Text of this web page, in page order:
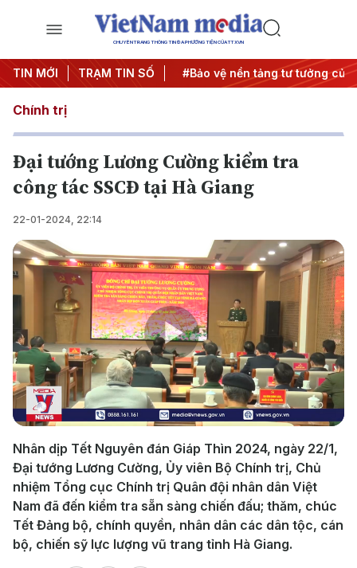
CHUYÊN TRANG THÔNG TIN ĐA PHƯƠNG TIỆN CỦA TTXVN
TIN MỚI TRẠM TIN SỐ
#An ninh năng lượng #Bảo vệ nền tảng tư tưởng của
Chính trị
Đại tướng Lương Cường kiểm tra
công tác SSCĐ tại Hà Giang
22-01-2024, 22:14
Play
Video
Nhân dịp Tết Nguyên đán Giáp Thìn 2024, ngày 22/1,
Đại tướng Lương Cường, Ủy viên Bộ Chính trị, Chủ
nhiệm Tổng cục Chính trị Quân đội nhân dân Việt
Nam đã đến kiểm tra sẵn sàng chiến đấu; thăm, chúc
Tết Đảng bộ, chính quyền, nhân dân các dân tộc, cán
bộ, chiến sỹ lực lượng vũ trang tỉnh Hà Giang.